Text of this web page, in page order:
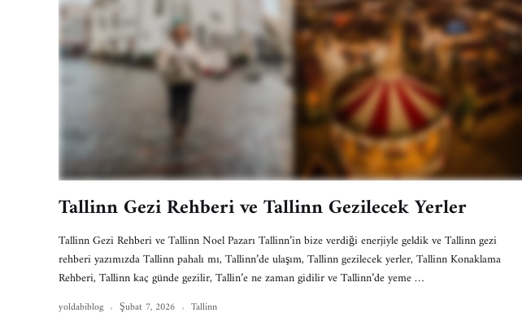
Tallinn Gezi Rehberi ve Tallinn Gezilecek Yerler
Tallinn Gezi Rehberi ve Tallinn Noel Pazarı Tallinn’in bize verdiği enerjiyle geldik ve Tallinn gezi
rehberi yazımızda Tallinn pahalı mı, Tallinn’de ulaşım, Tallinn gezilecek yerler, Tallinn Konaklama
Rehberi, Tallinn kaç günde gezilir, Tallin’e ne zaman gidilir ve Tallinn’de yeme …
yoldabiblog Şubat 7, 2026 Tallinn